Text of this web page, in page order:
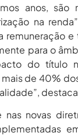
anos, são
na
remuneração
para o
do título
de 40%
nas novas